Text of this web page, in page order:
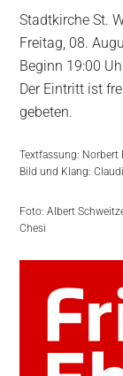
Stadtkirche St.
Freitag, 08.
Beginn 19:00
Der Eintritt ist
gebeten.
Textfassung: Norbert
Bild und Klang:
Foto: Albert
Chesi